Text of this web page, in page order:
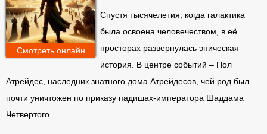
Спустя тысячелетия, когда галактика
была освоена человечеством, в её
просторах развернулась эпическая
история. В центре событий – Пол
Атрейдес, наследник знатного дома Атрейдесов, чей род был
почти уничтожен по приказу падишах-императора Шаддама
Четвертого
Смотреть онлайн